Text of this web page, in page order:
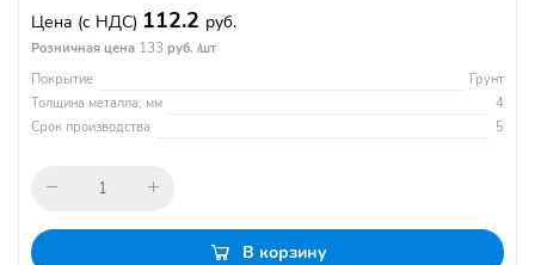
Цена (с НДС) 112.2 руб.
Розничная цена 133 руб. /шт
Покрытие
Грунт
Толщина металла, мм
4
Срок производства
5
В корзину